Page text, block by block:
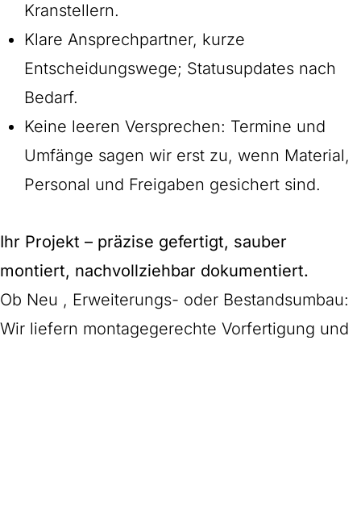
Kranstellern.
Klare Ansprechpartner, kurze
Entscheidungswege; Statusupdates nach
Bedarf.
Keine leeren Versprechen: Termine und
Umfänge sagen wir erst zu, wenn Material,
Personal und Freigaben gesichert sind.
Ihr Projekt – präzise gefertigt, sauber
montiert, nachvollziehbar dokumentiert.
Ob Neu , Erweiterungs- oder Bestandsumbau:
Wir liefern montagegerechte Vorfertigung und